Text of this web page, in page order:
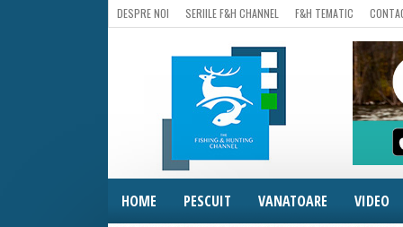
DESPRE NOI SERIILE F&H CHANNEL F&H TEMATIC
HOME PESCUIT VANATOARE VIDEO